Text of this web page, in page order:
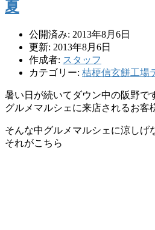
夏
公開済み: 2013年8月6日
更新: 2013年8月6日
作成者: スタッフ
カテゴリー: 桔梗信玄餅工場
暑い日が続いてダウン中の阪野で
グルメマルシェに来店されるお客
そんな中グルメマルシェに涼しげ
それがこちら